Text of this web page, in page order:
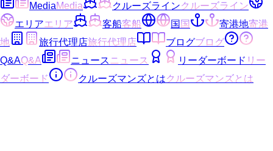
MediaMedia クルーズラインクルーズライン
エリアエリア 客船客船 国国 寄港地寄港
地
旅行代理店旅行代理店 ブログブログ
Q&AQ&A ニュース ニュース リーダーボード リー
ダーボード
クルーズマンズとはクルーズマンズとは